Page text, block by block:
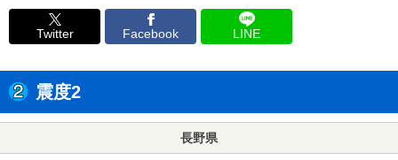
Twitter Facebook LINE
震度2
長野県